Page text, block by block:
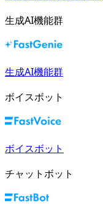
生成AI機能群
生成AI機能群
ボイスボット
ボイスボット
チャットボット